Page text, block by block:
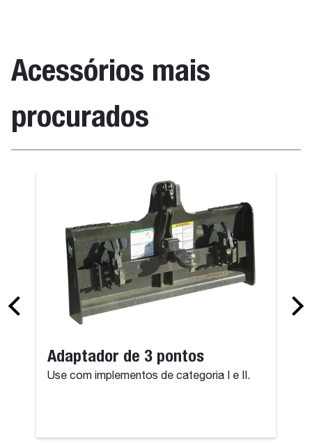
Acessórios mais
procurados
Adaptador de 3 pontos
Use com implementos de categoria I e II.